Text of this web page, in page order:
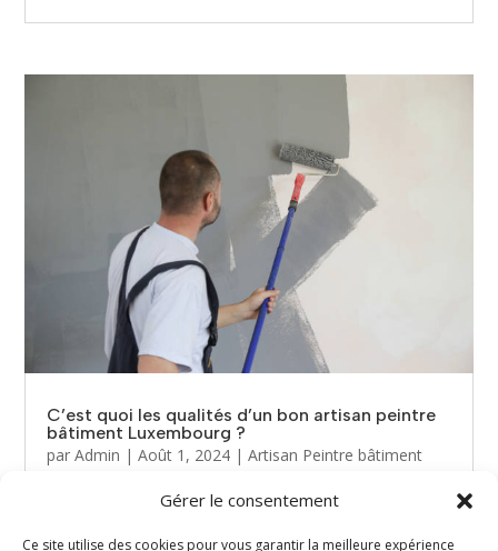
Gérer le consentement
Ce site utilise des cookies pour vous garantir la meilleure expérience
C’est quoi les qualités d’un bon artisan peintre
bâtiment Luxembourg ?
parAdmin |Août 1, 2024 |Artisan Peintre bâtiment